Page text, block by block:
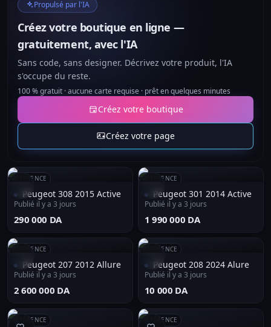
Propulsé par l'IA
Créez votre boutique en ligne —
gratuitement, avec l'IA
Sans code, sans designer. Décrivez votre produit, l'IA
s'occupe du reste.
100 % gratuit · aucune carte requise · prêt en quelques minutes
Créez votre boutique
Créez votre page
RÉFÉRENCE
Peugeot 308 2015 Active
Publié il y a 3 jours
⁦290 000 DA⁩
RÉFÉRENCE
Peugeot 301 2014 Active
Publié il y a 3 jours
⁦1 990 000 DA⁩
RÉFÉRENCE
Peugeot 207 2012 Allure
Publié il y a 3 jours
⁦2 600 000 DA⁩
RÉFÉRENCE
Peugeot 208 2024 Alure
Publié il y a 3 jours
⁦10 000 DA⁩
RÉFÉRENCE RÉFÉRENCE